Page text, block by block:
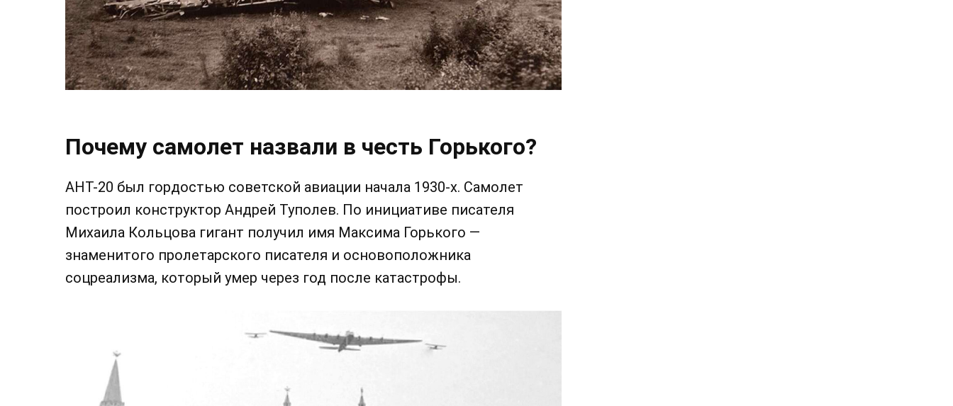
Почему самолет назвали в честь Горького?
АНТ-20 был гордостью советской авиации начала 1930-х. Самолет
построил конструктор Андрей Туполев. По инициативе писателя
Михаила Кольцова гигант получил имя Максима Горького —
знаменитого пролетарского писателя и основоположника
соцреализма, который умер через год после катастрофы.